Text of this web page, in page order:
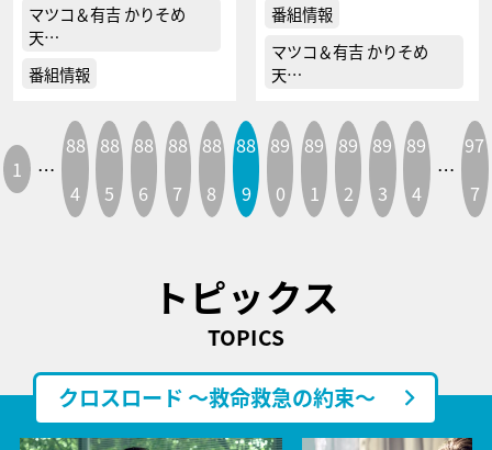
マツコ＆有吉 かりそめ
天…
番組情報
番組情報
マツコ＆有吉 かりそめ
天…
1 …
88
4
88
5
88
6
88
7
88
8
88
9
89
0
89
1
89
2
89
3
89
4
…
97
7
トピックス
TOPICS
クロスロード ～救命救急の約束～